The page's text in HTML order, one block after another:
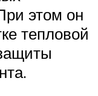
этом он
тепловой